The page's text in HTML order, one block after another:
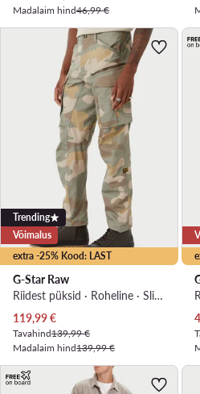
Madalaim hind46,99 €
extra -25% Kood: LAST
Trending
Võimalus
G-Star Raw
Riidest püksid · Roheline · Slim Fit
Praegune hind
119,99€
Tavahind139,99 €
Madalaim hind139,99 €